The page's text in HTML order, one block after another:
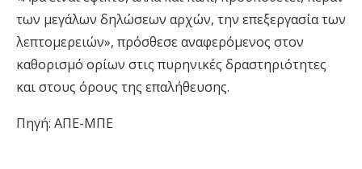
των μεγάλων δηλώσεων αρχών, την επεξεργασία των
λεπτομερειών», πρόσθεσε αναφερόμενος στον
καθορισμό ορίων στις πυρηνικές δραστηριότητες
και στους όρους της επαλήθευσης.
Πηγή: ΑΠΕ-ΜΠΕ